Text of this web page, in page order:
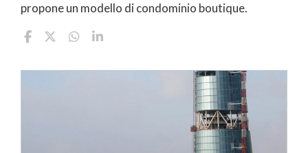
propone un modello di condominio boutique.